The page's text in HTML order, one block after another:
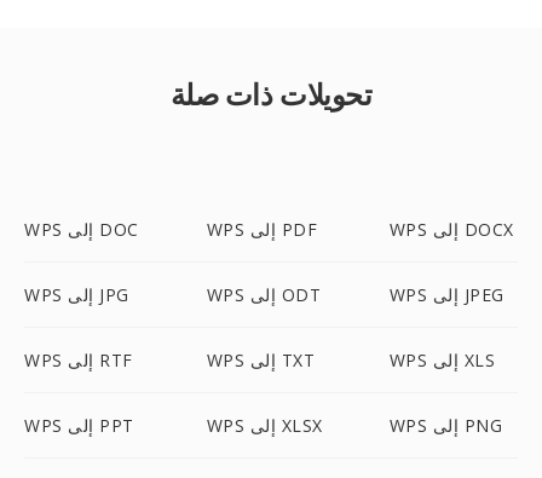
تحويلات ذات صلة
WPS إلى DOC WPS إلى PDF WPS إلى DOCX
WPS إلى JPG WPS إلى ODT WPS إلى JPEG
WPS إلى RTF WPS إلى TXT WPS إلى XLS
WPS إلى PPT WPS إلى XLSX WPS إلى PNG